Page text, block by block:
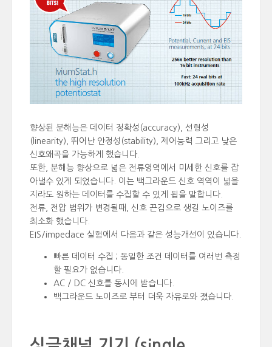
향상된 분해능은 데이터 정확성(accuracy), 선형성
(linearity), 뛰어난 안정성(stability), 제어능력 그리고 낮은
신호왜곡을 가능하게 했습니다.
또한, 분해능 향상으로 넓은 전류영역에서 미세한 신호를 잡
아낼수 있게 되었습니다. 이는 백그라운드 신호 역역이 넓을
지라도 원하는 데이터를 수집할 수 있게 됩을 말합니다.
전류, 전압 범위가 변경될때, 신호 끈김으로 생길 노이즈를
최소화 했습니다.
EIS/impedace 실험에서 다음과 같은 성능개선이 있습니다.
빠른 데이터 수집 ; 동일한 조건 데이터를 여러번 측정
할 필요가 없습니다.
AC / DC 신호를 동시에 받습니다.
백그라운드 노이즈로 부터 더욱 자유로와 졌습니다.